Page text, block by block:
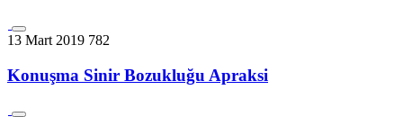
13 Mart 2019 782
Konuşma Sinir Bozukluğu Apraksi